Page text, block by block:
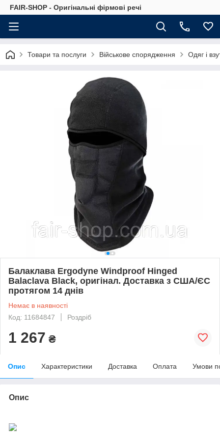
FAIR-SHOP - Оригінальні фірмові речі
Товари та послуги Військове спорядження Одяг і
Балаклава Ergodyne Windproof Hinged
Balaclava Black, оригінал. Доставка з США/ЄС
протягом 14 днів
Немає в наявності
Код: 11684847
Роздріб
1 267 ₴
Опис Характеристики Доставка Оплата Умови
Опис